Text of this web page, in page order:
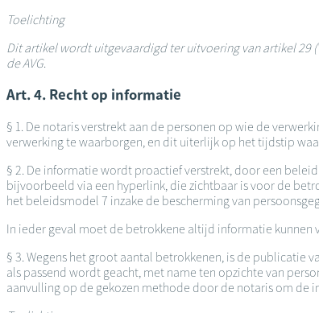
Toelichting
Dit artikel wordt uitgevaardigd ter uitvoering van artikel 29
de AVG.
Art. 4. Recht op informatie
§ 1. De notaris verstrekt aan de personen op wie de
verwerking te waarborgen, en dit uiterlijk op het tijdstip
§ 2. De informatie wordt proactief verstrekt, door een
bijvoorbeeld via een hyperlink, die zichtbaar is voor de
het beleidsmodel 7 inzake de bescherming van
In ieder geval moet de betrokkene altijd informatie kunnen
§ 3. Wegens het groot aantal betrokkenen, is de publicatie
als passend wordt geacht, met name ten opzichte van
aanvulling op de gekozen methode door de notaris om de